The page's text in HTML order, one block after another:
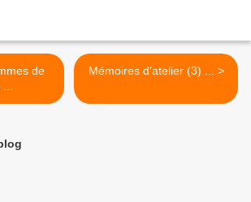
Mémoires d'atelier (3) ... >